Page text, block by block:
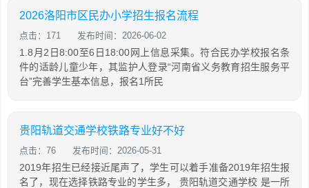
2026洛阳市区民办小学招生报名流程
点击：171 发布时间：2026-06-02
1.8月2日8:00至6日18:00网上信息采集。符合民办学校报名条
件的适龄儿童少年，其监护人登录“河南省义务教育招生服务平
台”完善学生基本信息，报名1所民
贵阳轨道交通学校铁路专业好不好
点击：76 发布时间：2026-05-31
2019年招生已经接近尾声了，学生可以着手准备2019年招生报
名了，现在选择铁路专业的学生多， 贵阳轨道交通学校 是一所